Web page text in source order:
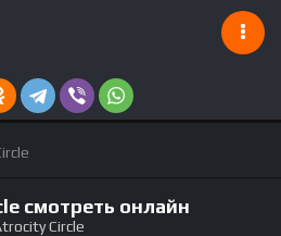
смотреть онлайн
Circle